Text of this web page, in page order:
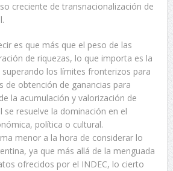
creciente de transnacionalización de
es que más que el peso de las
de riquezas, lo que importa es la
los límites fronterizos para
de obtención de ganancias para
la acumulación y valorización de
se resuelve la dominación en el
política o cultural.
menor a la hora de considerar lo
ya que más allá de la menguada
ofrecidos por el INDEC, lo cierto